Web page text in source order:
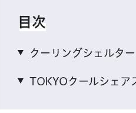
目次
クーリングシェルター
TOKYOクールシェア